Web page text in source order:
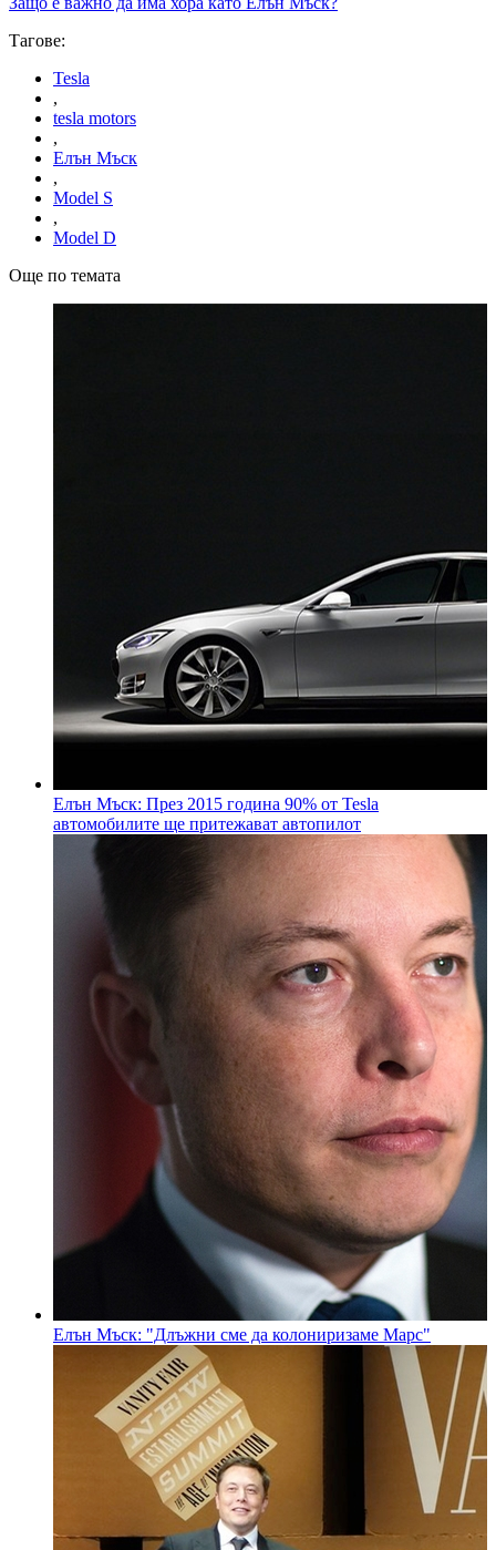
Тагове:
Tesla
,
tesla motors
,
Елън Мъск
,
Model S
,
Model D
Още по темата
Елън Мъск: През 2015 година 90% от Tesla
автомобилите ще притежават автопилот
Елън Мъск: "Длъжни сме да колониризаме Марс"